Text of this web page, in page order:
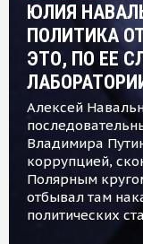
ЮЛИЯ
ПОЛИТИКА
ЭТО, ПО ЕЕ
Алексей
Владимира
коррупцией,
Полярным
отбывал там
политических